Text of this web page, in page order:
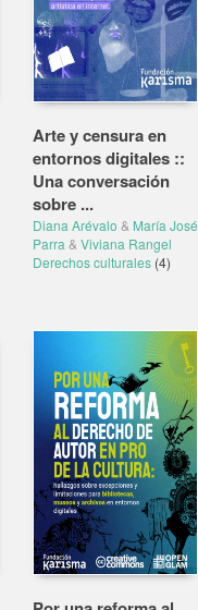
Arte y censura en
entornos digitales ::
Una conversación
sobre ...
Diana Arévalo & María José
Parra & Viviana Rangel
Derechos culturales (4)